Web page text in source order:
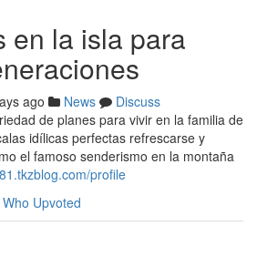
en la isla para
ago News
Discuss
de planes para vivir en la familia de
idílicas perfectas refrescarse y
el famoso senderismo en la montaña
profile
Who Upvoted